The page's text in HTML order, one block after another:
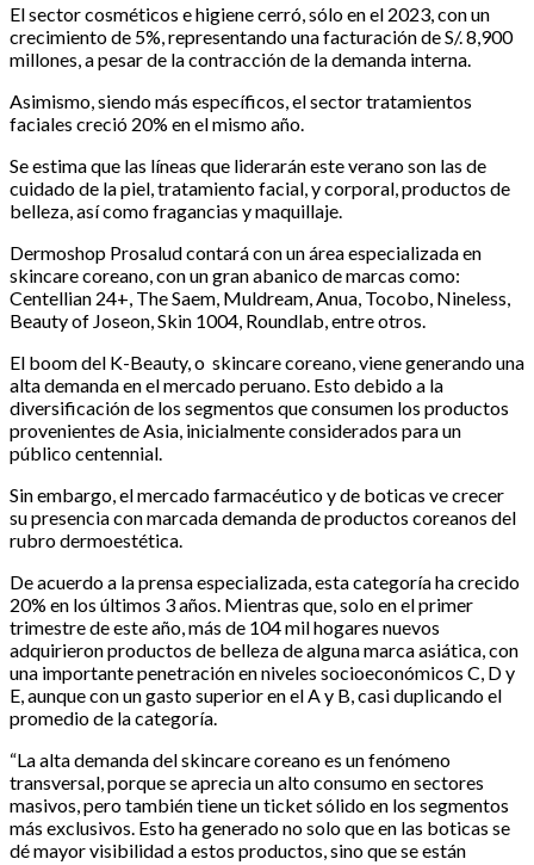
El sector cosméticos e higiene cerró, sólo en el 2023, con un
crecimiento de 5%, representando una facturación de S/. 8,900
millones, a pesar de la contracción de la demanda interna.
Asimismo, siendo más específicos, el sector tratamientos
faciales creció 20% en el mismo año.
Se estima que las líneas que liderarán este verano son las de
cuidado de la piel, tratamiento facial, y corporal, productos de
belleza, así como fragancias y maquillaje.
Dermoshop Prosalud contará con un área especializada en
skincare coreano, con un gran abanico de marcas como:
Centellian 24+, The Saem, Muldream, Anua, Tocobo, Nineless,
Beauty of Joseon, Skin 1004, Roundlab, entre otros.
El boom del K-Beauty, o skincare coreano, viene generando una
alta demanda en el mercado peruano. Esto debido a la
diversificación de los segmentos que consumen los productos
provenientes de Asia, inicialmente considerados para un
público centennial.
Sin embargo, el mercado farmacéutico y de boticas ve crecer
su presencia con marcada demanda de productos coreanos del
rubro dermoestética.
De acuerdo a la prensa especializada, esta categoría ha crecido
20% en los últimos 3 años. Mientras que, solo en el primer
trimestre de este año, más de 104 mil hogares nuevos
adquirieron productos de belleza de alguna marca asiática, con
una importante penetración en niveles socioeconómicos C, D y
E, aunque con un gasto superior en el A y B, casi duplicando el
promedio de la categoría.
“La alta demanda del skincare coreano es un fenómeno
transversal, porque se aprecia un alto consumo en sectores
masivos, pero también tiene un ticket sólido en los segmentos
más exclusivos. Esto ha generado no solo que en las boticas se
dé mayor visibilidad a estos productos, sino que se están